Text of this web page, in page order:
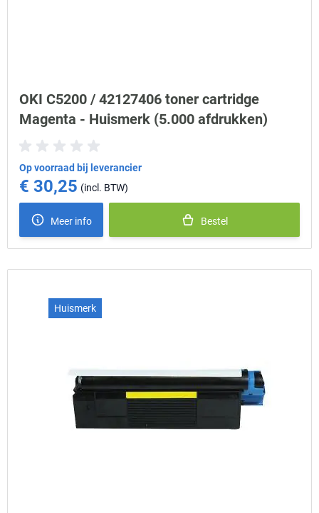
OKI C5200 / 42127406 toner cartridge
Magenta - Huismerk (5.000 afdrukken)
Op voorraad bij leverancier
€ 30,25
Meer info Bestel
Huismerk